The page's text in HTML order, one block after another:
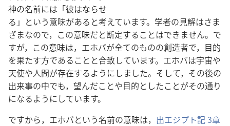
神の名前には「彼はならせ
る」という意味があると考えています。学者の見解はさま
ざまなので，この意味だと断定することはできません。で
すが，この意味は，エホバが全てのものの創造者で，目的
を果たす方であることと合致しています。エホバは宇宙や
天使や人間が存在するようにしました。そして，その後の
出来事の中でも，望んだことや目的としたことがその通り
になるようにしています。
ですから，エホバという名前の意味は， 出エジプト記 3章